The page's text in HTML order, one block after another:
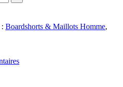
Boardshorts & Maillots Homme,